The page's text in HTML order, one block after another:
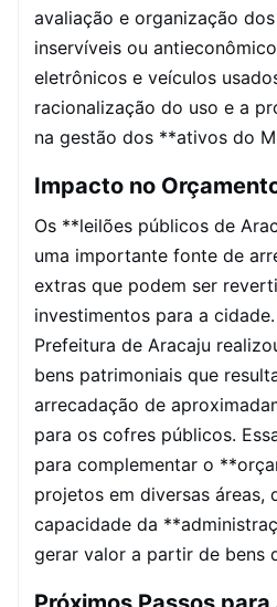
avaliação e organização
inservíveis ou
eletrônicos e veículos
racionalização do uso e a
na gestão dos **ativos do
Impacto no
Os **leilões públicos de
uma importante fonte de
extras que podem ser
investimentos para a
Prefeitura de Aracaju
bens patrimoniais que
arrecadação de
para os cofres públicos.
para complementar o
projetos em diversas áreas,
capacidade da
gerar valor a partir de bens